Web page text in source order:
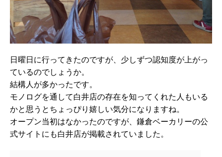
日曜日に行ってきたのですが、少しずつ認知度が上がっ
ているのでしょうか。
結構人が多かったです。
モノログを通して白井店の存在を知ってくれた人もいる
かと思うとちょっぴり嬉しい気分になりますね。
オープン当初はなかったのですが、鎌倉ベーカリーの公
式サイトにも白井店が掲載されていました。